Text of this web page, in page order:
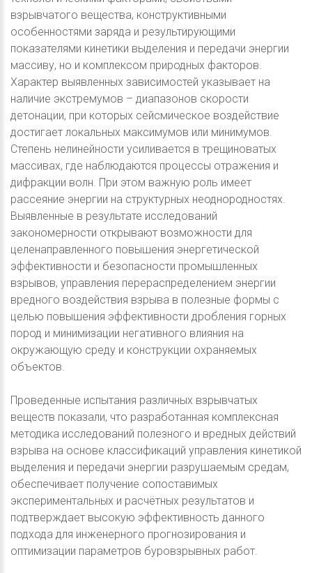
взрывчатого вещества, конструктивными
особенностями заряда и результирующими
показателями кинетики выделения и передачи энергии
массиву, но и комплексом природных факторов.
Характер выявленных зависимостей указывает на
наличие экстремумов – диапазонов скорости
детонации, при которых сейсмическое воздействие
достигает локальных максимумов или минимумов.
Степень нелинейности усиливается в трещиноватых
массивах, где наблюдаются процессы отражения и
дифракции волн. При этом важную роль имеет
рассеяние энергии на структурных неоднородностях.
Выявленные в результате исследований
закономерности открывают возможности для
целенаправленного повышения энергетической
эффективности и безопасности промышленных
взрывов, управления перераспределением энергии
вредного воздействия взрыва в полезные формы с
целью повышения эффективности дробления горных
пород и минимизации негативного влияния на
окружающую среду и конструкции охраняемых
объектов.
Проведенные испытания различных взрывчатых
веществ показали, что разработанная комплексная
методика исследований полезного и вредных действий
взрыва на основе классификаций управления кинетикой
выделения и передачи энергии разрушаемым средам,
обеспечивает получение сопоставимых
экспериментальных и расчётных результатов и
подтверждает высокую эффективность данного
подхода для инженерного прогнозирования и
оптимизации параметров буровзрывных работ.